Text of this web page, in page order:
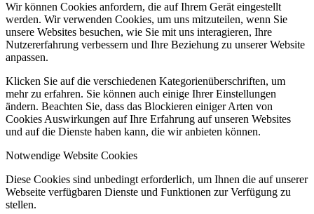
Wir können Cookies anfordern, die auf Ihrem Gerät eingestellt
werden. Wir verwenden Cookies, um uns mitzuteilen, wenn Sie
unsere Websites besuchen, wie Sie mit uns interagieren, Ihre
Nutzererfahrung verbessern und Ihre Beziehung zu unserer Website
anpassen.
Klicken Sie auf die verschiedenen Kategorienüberschriften, um
mehr zu erfahren. Sie können auch einige Ihrer Einstellungen
ändern. Beachten Sie, dass das Blockieren einiger Arten von
Cookies Auswirkungen auf Ihre Erfahrung auf unseren Websites
und auf die Dienste haben kann, die wir anbieten können.
Notwendige Website Cookies
Diese Cookies sind unbedingt erforderlich, um Ihnen die auf unserer
Webseite verfügbaren Dienste und Funktionen zur Verfügung zu
stellen.